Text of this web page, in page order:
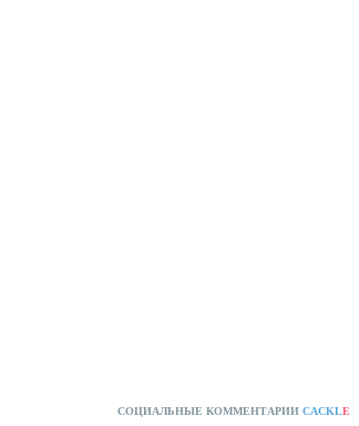
СОЦИАЛЬНЫЕ КОММЕНТАРИИ CACKLE